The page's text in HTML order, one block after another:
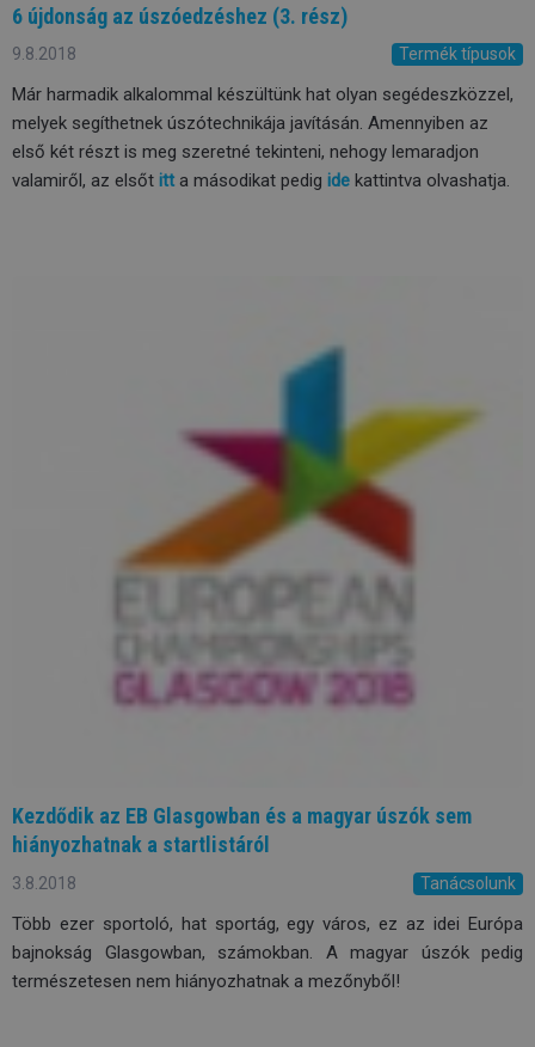
6 újdonság az úszóedzéshez (3. rész)
9.8.2018 Termék típusok
Már harmadik alkalommal készültünk hat olyan segédeszközzel,
melyek segíthetnek úszótechnikája javításán. Amennyiben az
első két részt is meg szeretné tekinteni, nehogy lemaradjon
valamiről, az elsőt itt a másodikat pedig ide kattintva olvashatja.
Kezdődik az EB Glasgowban és a magyar úszók sem
hiányozhatnak a startlistáról
3.8.2018 Tanácsolunk
Több ezer sportoló, hat sportág, egy város, ez az idei Európa
bajnokság Glasgowban, számokban. A magyar úszók pedig
természetesen nem hiányozhatnak a mezőnyből!